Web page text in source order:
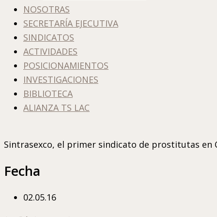
NOSOTRAS
SECRETARÍA EJECUTIVA
SINDICATOS
ACTIVIDADES
POSICIONAMIENTOS
INVESTIGACIONES
BIBLIOTECA
ALIANZA TS LAC
Sintrasexco, el primer sindicato de prostitutas en
Fecha
02.05.16